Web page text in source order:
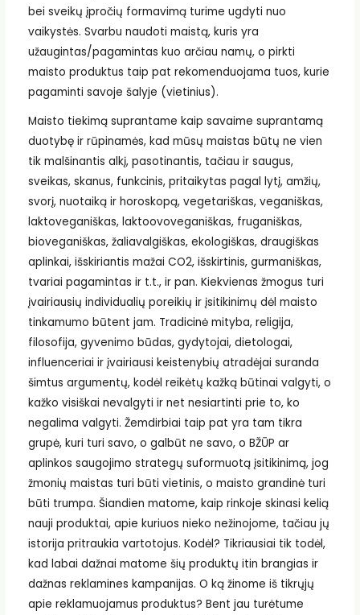
bei sveikų įpročių formavimą turime ugdyti nuo
vaikystės. Svarbu naudoti maistą, kuris yra
užaugintas/pagamintas kuo arčiau namų, o pirkti
maisto produktus taip pat rekomenduojama tuos, kurie
pagaminti savoje šalyje (vietinius).
Maisto tiekimą suprantame kaip savaime suprantamą
duotybę ir rūpinamės, kad mūsų maistas būtų ne vien
tik malšinantis alkį, pasotinantis, tačiau ir saugus,
sveikas, skanus, funkcinis, pritaikytas pagal lytį, amžių,
svorį, nuotaiką ir horoskopą, vegetariškas, veganiškas,
laktoveganiškas, laktoovoveganiškas, fruganiškas,
bioveganiškas, žaliavalgiškas, ekologiškas, draugiškas
aplinkai, išskiriantis mažai CO2, išskirtinis, gurmaniškas,
tvariai pagamintas ir t.t., ir pan. Kiekvienas žmogus turi
įvairiausių individualių poreikių ir įsitikinimų dėl maisto
tinkamumo būtent jam. Tradicinė mityba, religija,
filosofija, gyvenimo būdas, gydytojai, dietologai,
influenceriai ir įvairiausi keistenybių atradėjai suranda
šimtus argumentų, kodėl reikėtų kažką būtinai valgyti, o
kažko visiškai nevalgyti ir net nesiartinti prie to, ko
negalima valgyti. Žemdirbiai taip pat yra tam tikra
grupė, kuri turi savo, o galbūt ne savo, o BŽŪP ar
aplinkos saugojimo strategų suformuotą įsitikinimą, jog
žmonių maistas turi būti vietinis, o maisto grandinė turi
būti trumpa. Šiandien matome, kaip rinkoje skinasi kelią
nauji produktai, apie kuriuos nieko nežinojome, tačiau jų
istorija pritraukia vartotojus. Kodėl? Tikriausiai tik todėl,
kad labai dažnai matome šių produktų itin brangias ir
dažnas reklamines kampanijas. O ką žinome iš tikrųjų
apie reklamuojamus produktus? Bent jau turėtume